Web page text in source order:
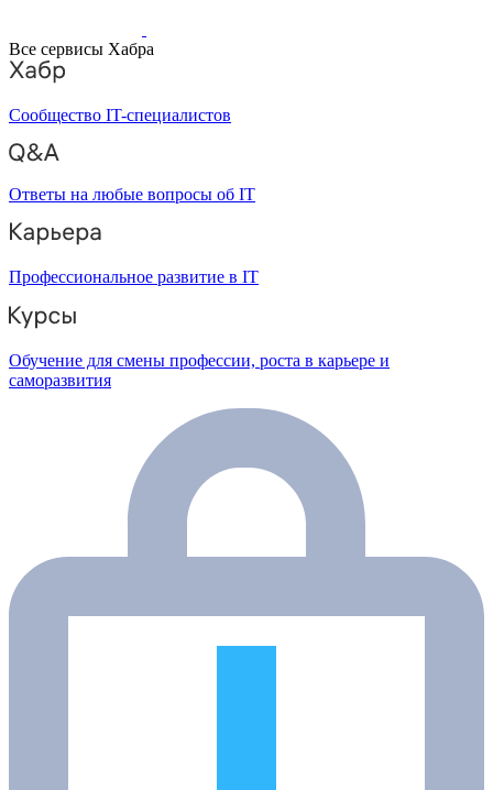
Все сервисы Хабра
Сообщество IT-специалистов
Ответы на любые вопросы об IT
Профессиональное развитие в IT
Обучение для смены профессии, роста в карьере и
саморазвития